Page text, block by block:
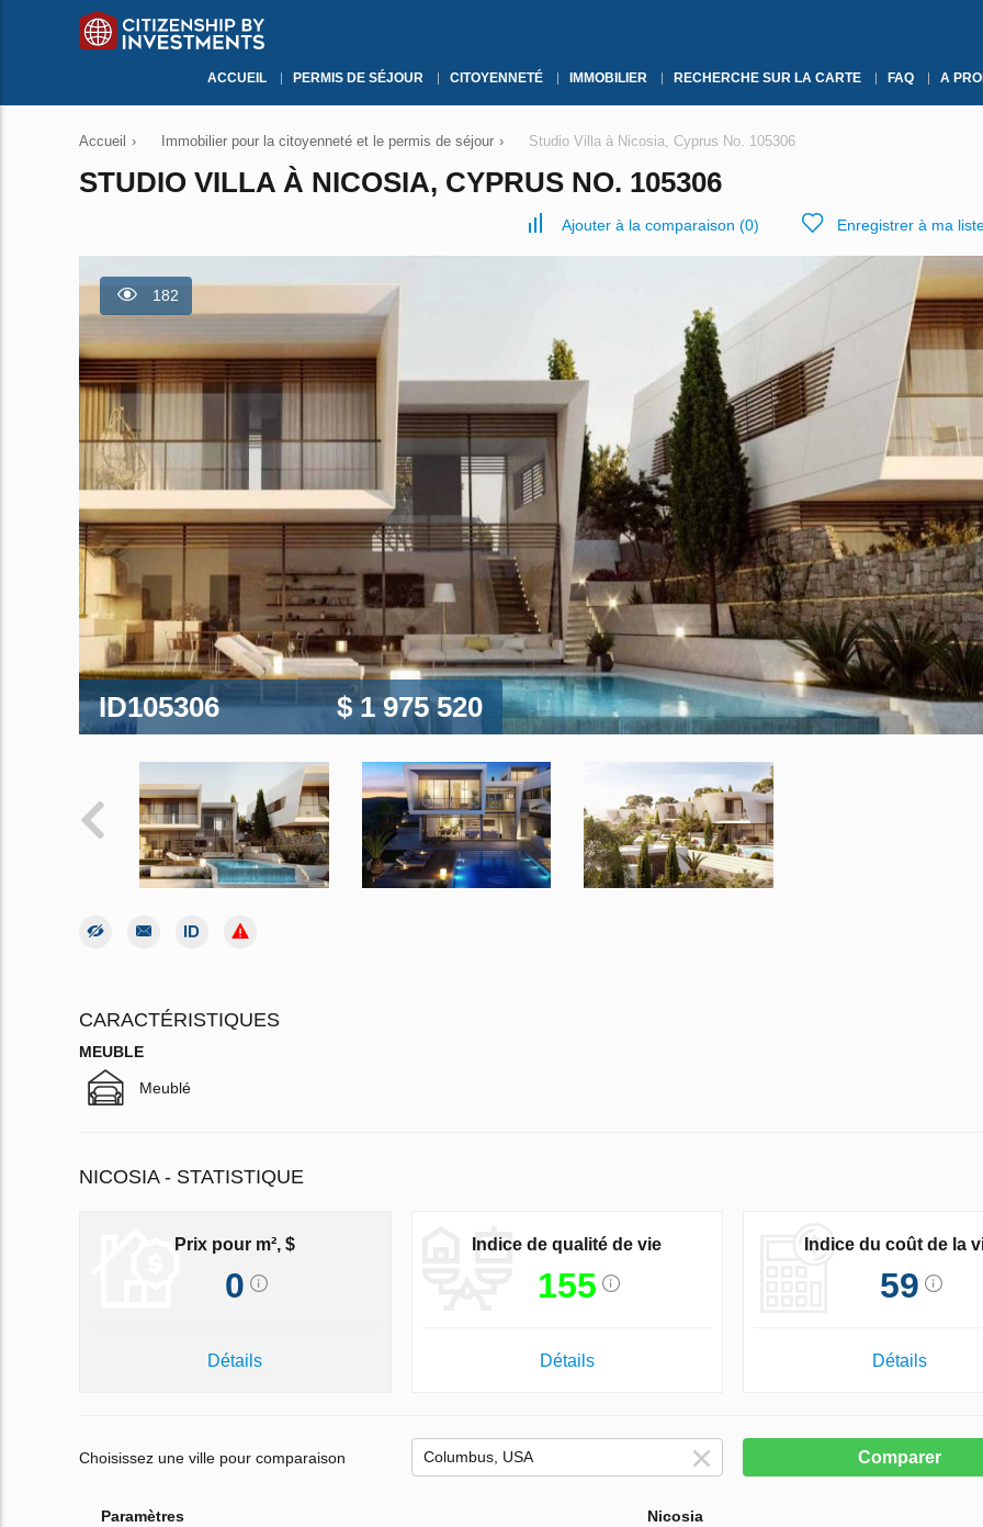
ACCUEIL PERMIS DE SÉJOUR CITOYENNETÉ IMMOBILIER RECHERCHE SUR LA CARTE FAQ A
Accueil › Immobilier pour la citoyenneté et le permis de séjour › Studio Villa à Nicosia, Cyprus No. 105306
STUDIO VILLA À NICOSIA, CYPRUS NO. 105306
Ajouter à la comparaison (0) Enregistrer à ma
182
ID105306 $ 1 975 520
CARACTÉRISTIQUES
MEUBLE
Meublé
NICOSIA - STATISTIQUE
Prix pour m², $
0
Détails
Indice de qualité de vie
155
Détails
Indice du coût de la
59
Détails
Choisissez une ville pour comparaison Comparer
Paramètres Nicosia